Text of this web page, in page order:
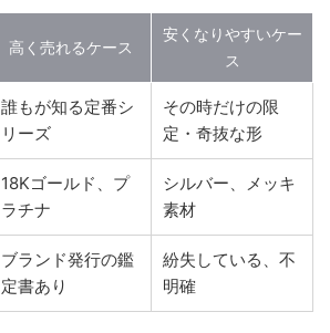
高く売れるケース
安くなりやすいケー
ス
誰もが知る定番シ
リーズ
その時だけの限
定・奇抜な形
18Kゴールド、プ
ラチナ
シルバー、メッキ
素材
ブランド発行の鑑
定書あり
紛失している、不
明確